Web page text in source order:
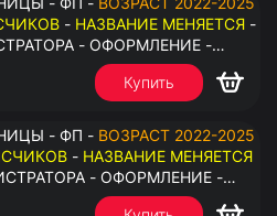
- НАЗВАНИЕ МЕНЯЕТСЯ -
- ОФОРМЛЕНИЕ -
- ПОД ВСЕ ГЕО
Купить
- ФП - ВОЗРАСТ 2022-2025
- НАЗВАНИЕ МЕНЯЕТСЯ
- ОФОРМЛЕНИЕ -
- ПОД ВСЕ ГЕО